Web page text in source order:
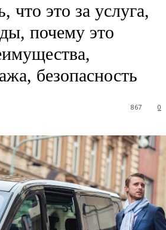
что это за услуга,
почему это
безопасность
0
867